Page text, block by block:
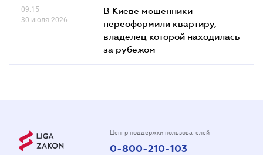
09.15
30 июля 2026
В Киеве мошенники
переоформили квартиру,
владелец которой находилась
за рубежом
Центр поддержки пользователей
0-800-210-103